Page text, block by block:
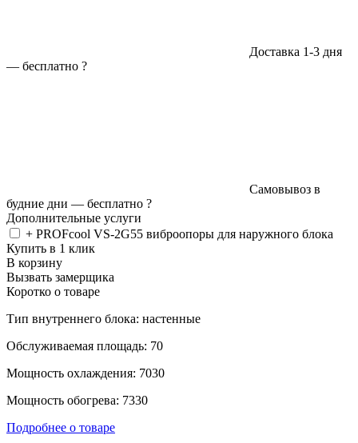
Доставка 1-3 дня
— бесплатно ?
Самовывоз в
будние дни — бесплатно ?
Дополнительные услуги
+ PROFcool VS-2G55 виброопоры для наружного блока
Купить в 1 клик
В корзину
Вызвать замерщика
Коротко о товаре
Тип внутреннего блока: настенные
Обслуживаемая площадь: 70
Мощность охлаждения: 7030
Мощность обогрева: 7330
Подробнее о товаре